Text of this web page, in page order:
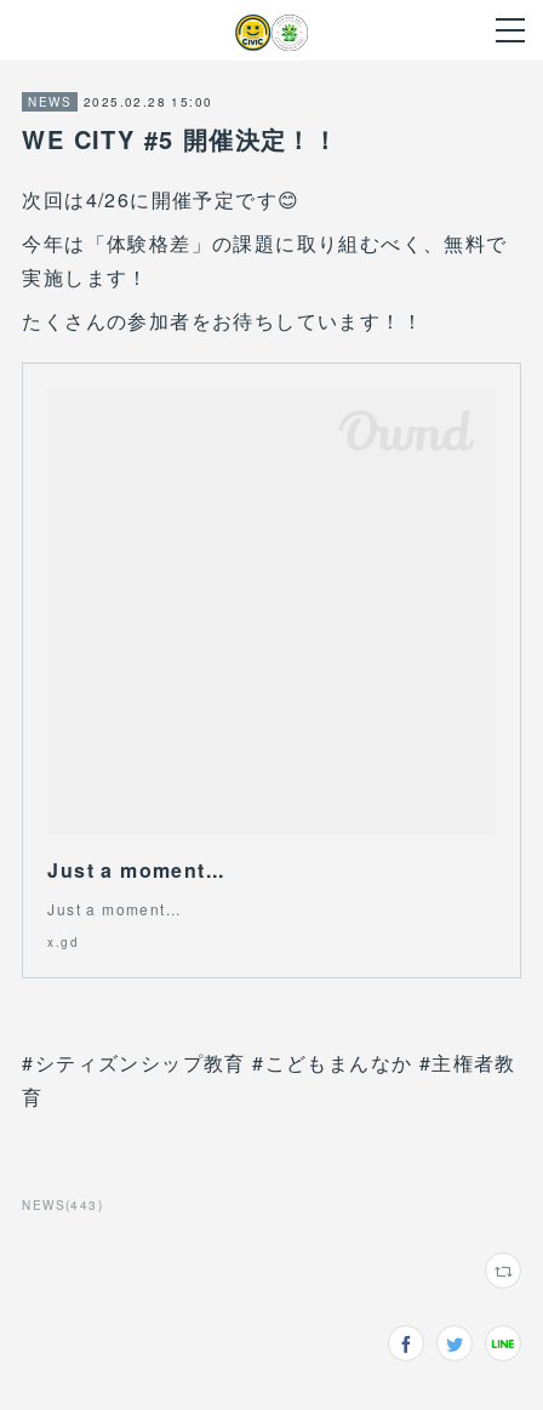
NEWS 2025.02.28 15:00
WE CITY #5 開催決定！！
次回は4/26に開催予定です😊
今年は「体験格差」の課題に取り組むべく、無料で
実施します！
たくさんの参加者をお待ちしています！！
Just a moment...
Just a moment...
x.gd
#シティズンシップ教育 #こどもまんなか #主権者教
育
NEWS (443 )